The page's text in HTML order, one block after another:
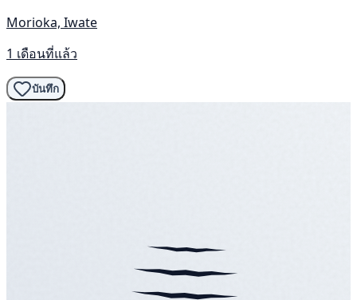
Morioka, Iwate
1 เดือนที่แล้ว
บันทึก